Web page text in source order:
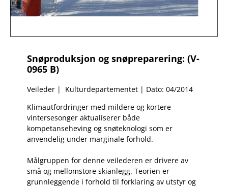
Snøproduksjon og snøpreparering: (V-
0965 B)
Veileder | Kulturdepartementet | Dato: 04/2014
Klimautfordringer med mildere og kortere
vintersesonger aktualiserer både
kompetanseheving og snøteknologi som er
anvendelig under marginale forhold.
Målgruppen for denne veilederen er drivere av
små og mellomstore skianlegg. Teorien er
grunnleggende i forhold til forklaring av utstyr og